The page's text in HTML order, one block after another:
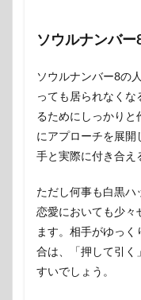
ソウルナンバー
ソウルナンバー8の
っても居られなく
るためにしっかりと
にアプローチを展開
手と実際に付き合え
ただし何事も白黒ハ
恋愛においても少々
ます。相手がゆっ
合は、「押して引く
すいでしょう。